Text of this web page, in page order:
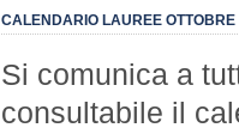
CALENDARIO LAUREE
Si comunica a
consultabile il